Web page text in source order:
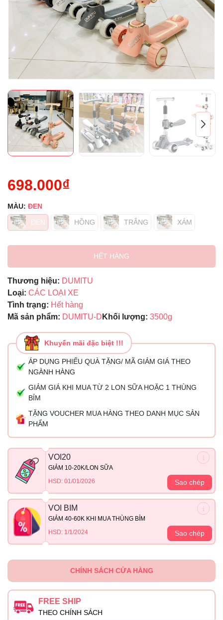
698.000₫
MÀU: ĐEN
ĐEN
HỒNG TRẮNG XÁM
HẾT HÀNG
Thương hiệu: DUMITU
Loại: CÁC LOẠI XE
Tình trạng: Hết hàng
Mã sản phẩm: DUMITU-D Khối lượng: 3500g
Khuyến mãi đặc biệt !!!
ÁP DỤNG PHIẾU QUÀ TẶNG/ MÃ GIẢM GIÁ THEO
NGÀNH HÀNG
GIẢM GIÁ KHI MUA TỪ 2 LON SỮA HOẶC 1 THÙNG
BỈM
TẶNG VOUCHER MUA HÀNG THEO DANH MỤC SẢN
PHẨM
VOI20
GIẢM 10-20K/LON SỮA
HSD: 01/01/2026
Sao chép
VOI BIM
GIẢM 40-60K KHI MUA THÙNG BỈM
HSD: 1/1/2024
Sao chép
Mã giảm giá:
Ngày hết hạn:
Điều kiện:
CHÍNH SÁCH CỬA HÀNG
FREE SHIP
THEO CHÍNH SÁCH